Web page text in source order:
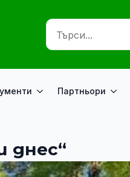
Партньори
днес“